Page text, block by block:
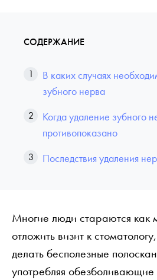
СОДЕРЖАНИЕ
В каких случаях
зубного нерва
Когда удаление зубного
противопоказано
Последствия удаления
Многие люди стараются как
отложить визит к
делать бесполезные
употребляя